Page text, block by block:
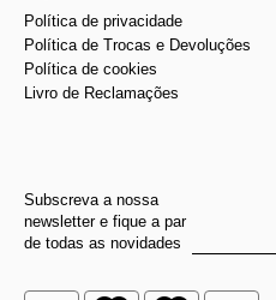
Política de privacidade
Política de Trocas e Devoluções
Política de cookies
Livro de Reclamações
Subscreva a nossa
newsletter e fique a par
de todas as novidades